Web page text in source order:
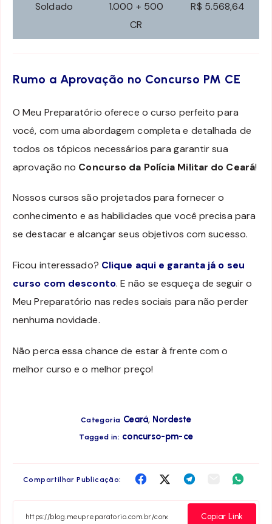
Soldado
1.000 + 500
CR
R$ 5.568,64
Rumo a Aprovação no Concurso PM CE
O Meu Preparatório oferece o curso perfeito para
você, com uma abordagem completa e detalhada de
todos os tópicos necessários para garantir sua
aprovação no Concurso da Polícia Militar do Ceará!
Nossos cursos são projetados para fornecer o
conhecimento e as habilidades que você precisa para
se destacar e alcançar seus objetivos com sucesso.
Ficou interessado? Clique aqui e garanta já o seu
curso com desconto. E não se esqueça de seguir o
Meu Preparatório nas redes sociais para não perder
nenhuma novidade.
Não perca essa chance de estar à frente com o
melhor curso e o melhor preço!
Categoria Ceará, Nordeste
Tagged in: concurso-pm-ce
Compartilhar Publicação:
Compartilha
Facebook
CompartilhaCompartilha
Telegram
Compartilha
Email
Copiar Link